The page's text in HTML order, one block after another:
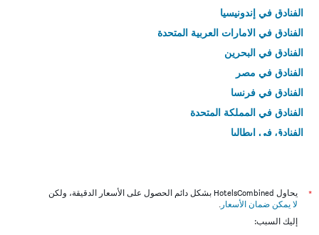
الفنادق في إندونيسيا
الفنادق في الامارات العربية المتحدة
الفنادق في البحرين
الفنادق في مصر
الفنادق في فرنسا
الفنادق في المملكة المتحدة
الفنادق في إيطاليا
*
يحاول HotelsCombined بشكل دائم الحصول على الأسعار الدقيقة، ولكن
لا يمكن ضمان الأسعار .
إليك السبب: